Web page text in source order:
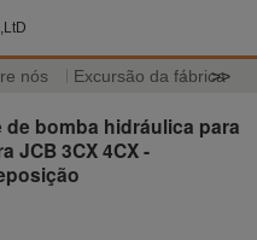
nós Excursão da fábrica
>>
de bomba hidráulica para
JCB 3CX 4CX -